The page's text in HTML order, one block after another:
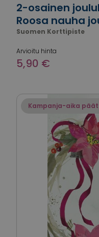
2-osainen
Roosa nauha
Suomen Korttipiste
Arvioitu hinta
5,90 €
Kampanja-aika